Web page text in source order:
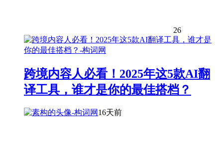
26
跨境内容人必看！2025年这5款AI翻
译工具，谁才是你的最佳搭档？
16天前